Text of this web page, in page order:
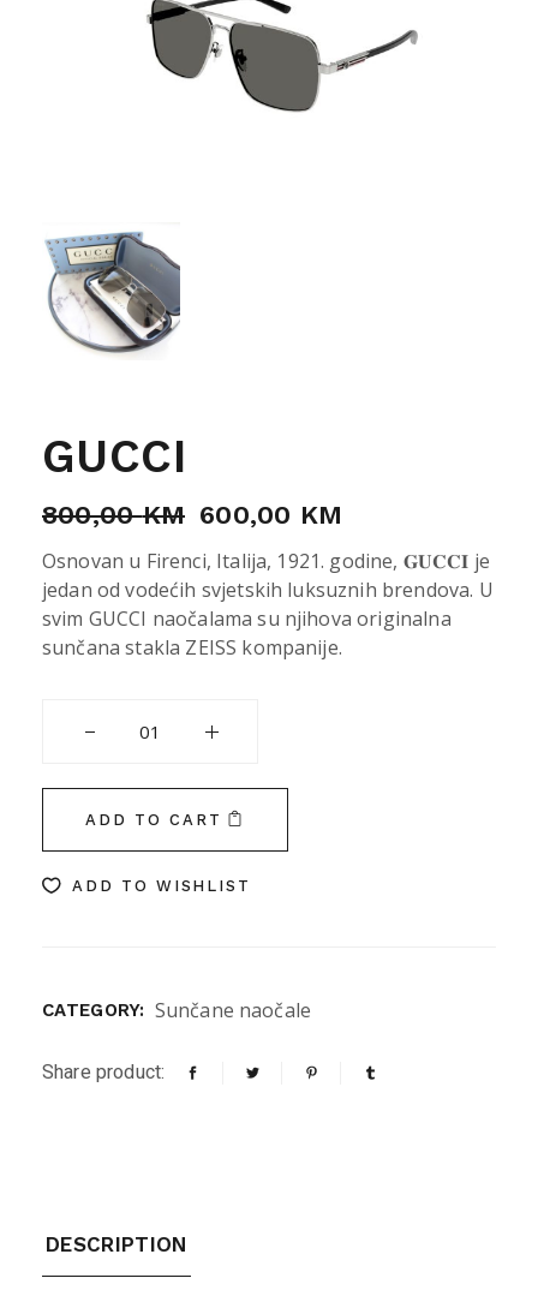
GUCCI
800,00KM 600,00 KM
Osnovan u Firenci, Italija, 1921. godine, 𝐆𝐔𝐂𝐂𝐈 je
jedan od vodećih svjetskih luksuznih brendova. U
svim GUCCI naočalama su njihova originalna
sunčana stakla ZEISS kompanije.
ADD TO CART
ADD TO WISHLIST
CATEGORY: Sunčane naočale
Share product:
DESCRIPTION